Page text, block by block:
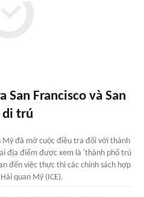
Francisco và San
di trú
Mỹ đã mở cuộc điều tra đối với thành
địa điểm được xem là 'thành phố trú
đến việc thực thi các chính sách hợp
quan Mỹ (ICE).